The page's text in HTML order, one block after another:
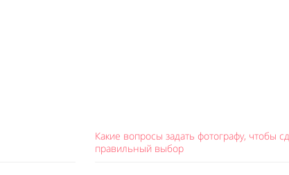
Какие вопросы задать фотографу, чтобы
правильный выбор